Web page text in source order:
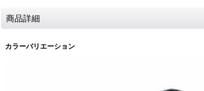
商品詳細
カラーバリエーション